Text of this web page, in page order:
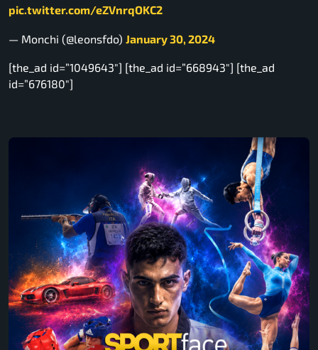
pic.twitter.com/eZVnrqOKC2
— Monchi (@leonsfdo) January 30, 2024
[the_ad id=”1049643″] [the_ad id=”668943″] [the_ad
id=”676180″]